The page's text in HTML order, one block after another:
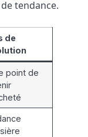
tendance.
de
point de